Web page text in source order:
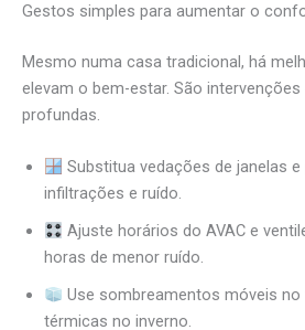
Gestos simples para aumentar o
Mesmo numa casa tradicional, há
elevam o bem-estar. São
profundas.
Substitua vedações de janelas
infiltrações e ruído.
Ajuste horários do AVAC e
horas de menor ruído.
Use sombreamentos móveis
térmicas no inverno.